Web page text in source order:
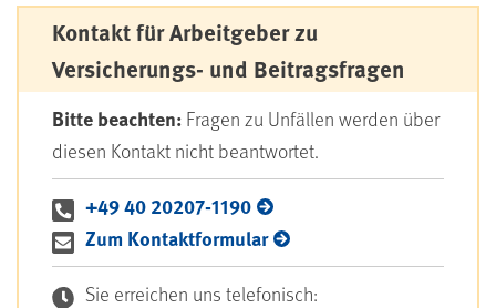
Kontakt für Arbeitgeber zu
Versicherungs- und Beitragsfragen
Bitte beachten: Fragen zu Unfällen werden über
diesen Kontakt nicht beantwortet.
+49 40 20207-1190
Zum Kontaktformular
Sie erreichen uns telefonisch: